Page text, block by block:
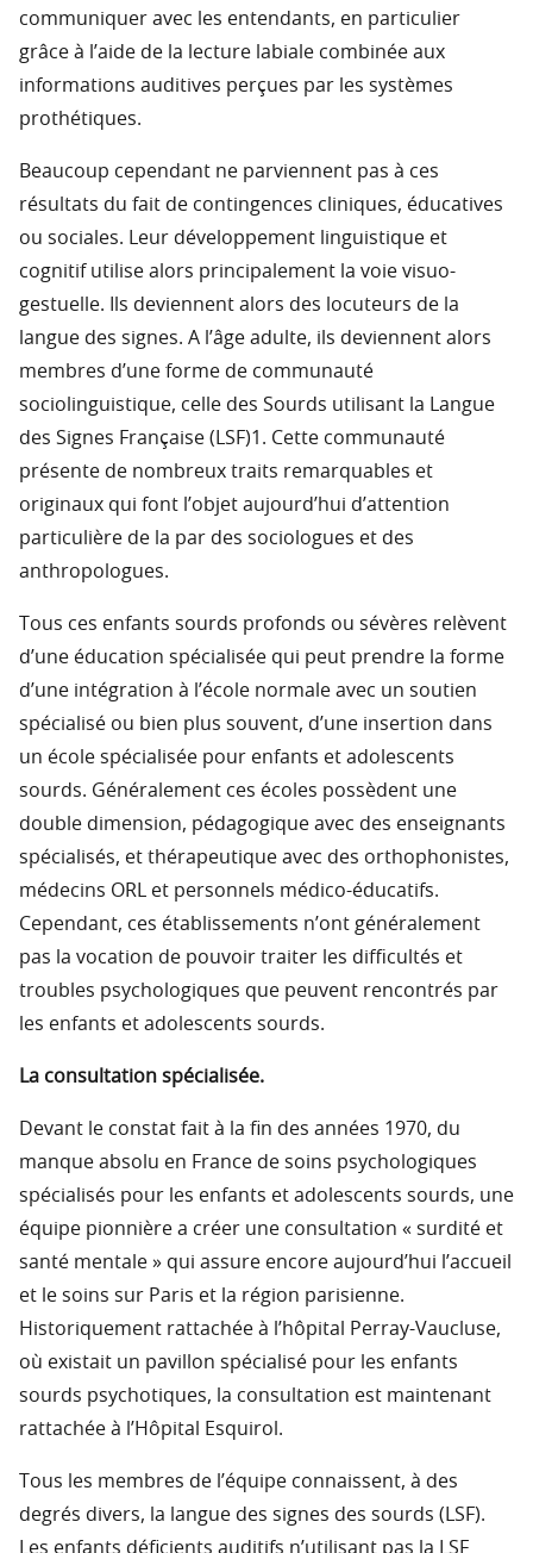
communiquer avec les entendants, en particulier
grâce à l’aide de la lecture labiale combinée aux
informations auditives perçues par les systèmes
prothétiques.
Beaucoup cependant ne parviennent pas à ces
résultats du fait de contingences cliniques, éducatives
ou sociales. Leur développement linguistique et
cognitif utilise alors principalement la voie visuo-
gestuelle. Ils deviennent alors des locuteurs de la
langue des signes. A l’âge adulte, ils deviennent alors
membres d’une forme de communauté
sociolinguistique, celle des Sourds utilisant la Langue
des Signes Française (LSF)1. Cette communauté
présente de nombreux traits remarquables et
originaux qui font l’objet aujourd’hui d’attention
particulière de la par des sociologues et des
anthropologues.
Tous ces enfants sourds profonds ou sévères relèvent
d’une éducation spécialisée qui peut prendre la forme
d’une intégration à l’école normale avec un soutien
spécialisé ou bien plus souvent, d’une insertion dans
un école spécialisée pour enfants et adolescents
sourds. Généralement ces écoles possèdent une
double dimension, pédagogique avec des enseignants
spécialisés, et thérapeutique avec des orthophonistes,
médecins ORL et personnels médico-éducatifs.
Cependant, ces établissements n’ont généralement
pas la vocation de pouvoir traiter les difficultés et
troubles psychologiques que peuvent rencontrés par
les enfants et adolescents sourds.
La consultation spécialisée.
Devant le constat fait à la fin des années 1970, du
manque absolu en France de soins psychologiques
spécialisés pour les enfants et adolescents sourds, une
équipe pionnière a créer une consultation « surdité et
santé mentale » qui assure encore aujourd’hui l’accueil
et le soins sur Paris et la région parisienne.
Historiquement rattachée à l’hôpital Perray-Vaucluse,
où existait un pavillon spécialisé pour les enfants
sourds psychotiques, la consultation est maintenant
rattachée à l’Hôpital Esquirol.
Tous les membres de l’équipe connaissent, à des
degrés divers, la langue des signes des sourds (LSF).
Les enfants déficients auditifs n’utilisant pas la LSF